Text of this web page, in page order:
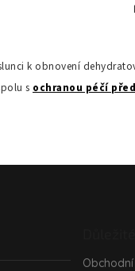
k obnovení
s ochranou péčí